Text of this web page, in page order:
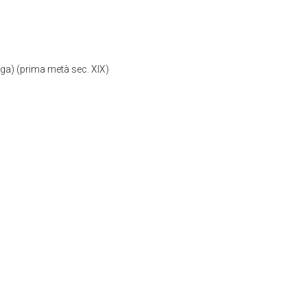
(prima metà sec. XIX)